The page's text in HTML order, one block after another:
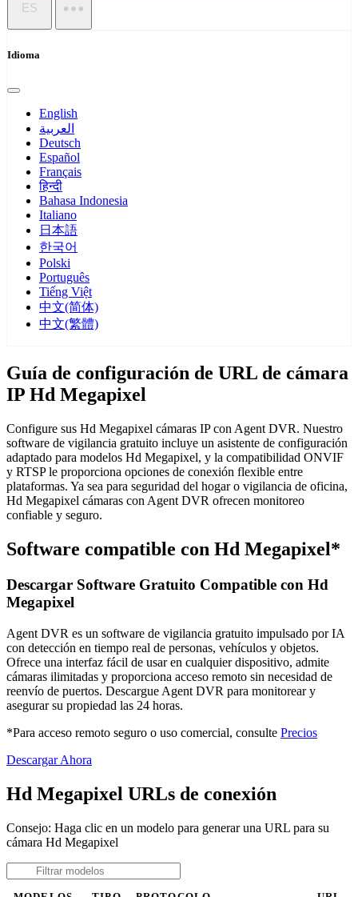
ES
Idioma
English
العربية
Deutsch
Español
Français
हिन्दी
Bahasa Indonesia
Italiano
日本語
한국어
Polski
Português
Tiếng Việt
中文(简体)
中文(繁體)
Guía de configuración de URL de cámara
IP Hd Megapixel
Configure sus Hd Megapixel cámaras IP con Agent DVR. Nuestro
software de vigilancia gratuito incluye un asistente de configuración
adaptado para modelos Hd Megapixel, y la compatibilidad ONVIF
y RTSP le proporciona opciones de conexión flexible entre
plataformas. Ya sea para seguridad del hogar o vigilancia de oficina,
Hd Megapixel cámaras con Agent DVR ofrecen monitoreo
confiable y seguro.
Software compatible con Hd Megapixel*
Descargar Software Gratuito Compatible con Hd
Megapixel
Agent DVR es un software de vigilancia gratuito impulsado por IA
con detección en tiempo real de personas, vehículos y objetos.
Ofrece una interfaz fácil de usar en cualquier dispositivo, admite
cámaras ilimitadas y proporciona acceso remoto sin necesidad de
reenvío de puertos. Descargue Agent DVR para monitorear y
asegurar su propiedad las 24 horas.
*Para acceso remoto seguro o uso comercial, consulte Precios
Descargar Ahora
Hd Megapixel URLs de conexión
Consejo: Haga clic en un modelo para generar una URL para su
cámara Hd Megapixel